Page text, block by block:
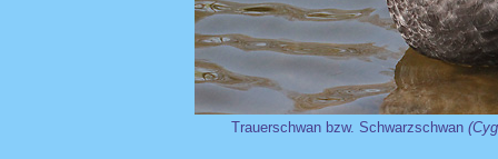
Trauerschwan bzw. Schwarzschwan